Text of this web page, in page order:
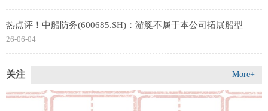
热点评！中船防务(600685.SH)：游艇不属于本公司拓展船型
26-06-04
关注 More+